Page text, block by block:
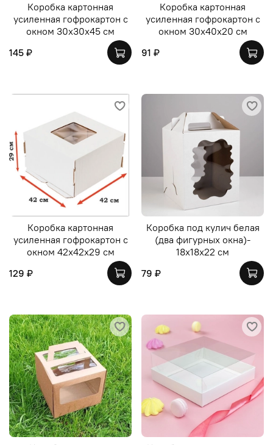
Коробка картонная
усиленная гофрокартон с
окном 30х30х45 см
145 ₽
Коробка картонная
усиленная гофрокартон с
окном 30х40х20 см
91 ₽
Коробка картонная
усиленная гофрокартон с
окном 42х42х29 см
129 ₽
Коробка под кулич белая
(два фигурных окна)-
18х18х22 см
79 ₽